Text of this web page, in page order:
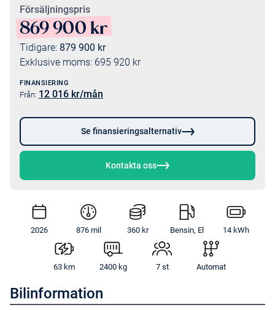
Försäljningspris
869 900 kr
Tidigare: 879 900 kr
Exklusive moms: 695 920 kr
FINANSIERING
Från: 12 016 kr/mån
Se finansieringsalternativ
Kontakta oss
2026 876 mil 360 kr Bensin, El 14 kWh
63 km 2400 kg 7 st Automat
Bilinformation